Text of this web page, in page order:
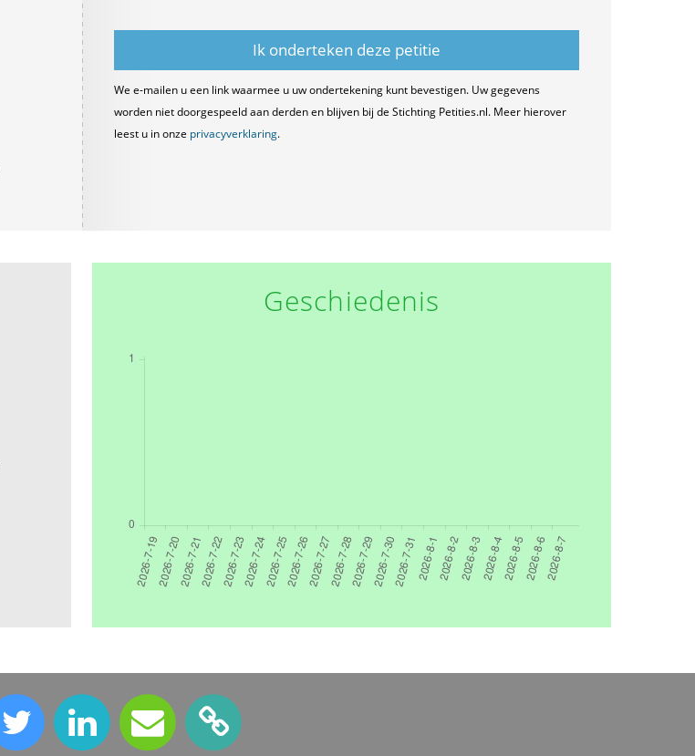
We e-mailen u een link waarmee u uw ondertekening kunt bevestigen. Uw gegevens
worden niet doorgespeeld aan derden en blijven bij de Stichting Petities.nl. Meer hierover
leest u in onze privacyverklaring.
Geschiedenis